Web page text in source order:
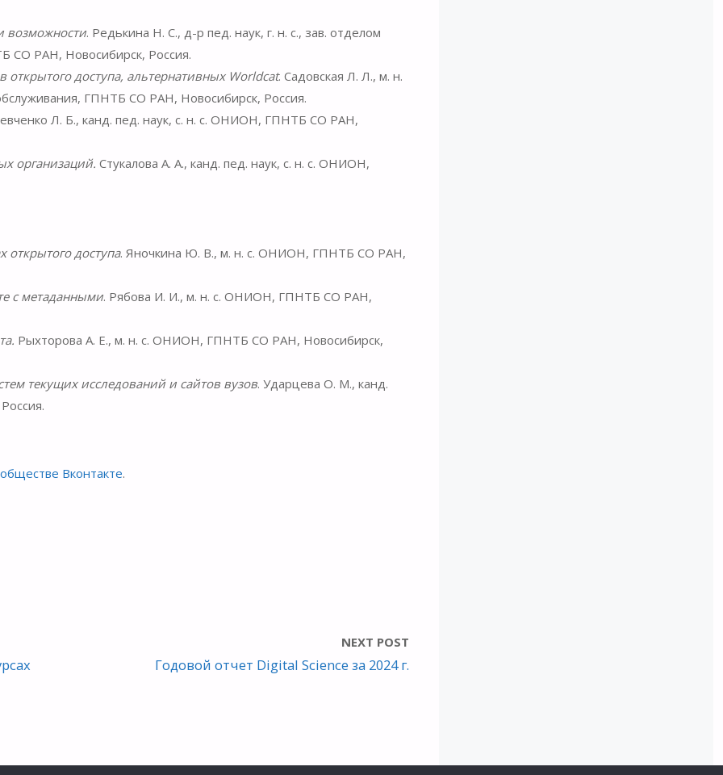
возможности. Редькина Н. С., д-р пед. наук, г. н. с., зав. отделом
СО РАН, Новосибирск, Россия.
доступа, альтернативных Worldcat. Садовская Л. Л., м. н.
ГПНТБ СО РАН, Новосибирск, Россия.
Л. Б., канд. пед. наук, с. н. с. ОНИОН, ГПНТБ СО РАН,
организаций. Стукалова А. А., канд. пед. наук, с. н. с. ОНИОН,
доступа. Яночкина Ю. В., м. н. с. ОНИОН, ГПНТБ СО РАН,
с метаданными. Рябова И. И., м. н. с. ОНИОН, ГПНТБ СО РАН,
Рыхторова А. Е., м. н. с. ОНИОН, ГПНТБ СО РАН, Новосибирск,
текущих исследований и сайтов вузов. Ударцева О. М., канд.
Вконтакте.
NEXT POST
Годовой отчет Digital Science за 2024 г.